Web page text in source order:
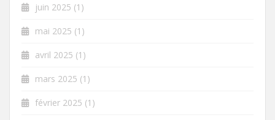
juin 2025 (1)
mai 2025 (1)
avril 2025 (1)
mars 2025 (1)
février 2025 (1)